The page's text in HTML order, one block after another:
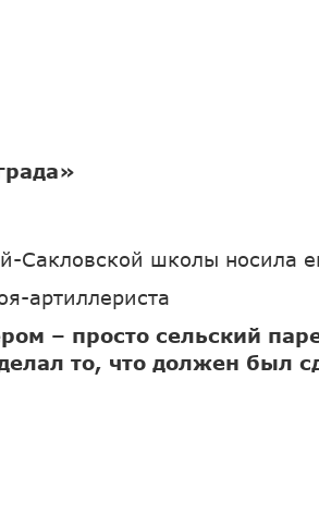
Сакловской школы носила
артиллериста
– просто сельский
то, что должен был